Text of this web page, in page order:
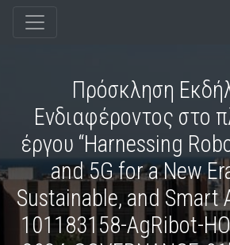
Πρόσκληση
Ενδιαφέροντος στο
έργου “Harnessing
and 5G for a New
Sustainable, and Smart
101183158-AgRibot-